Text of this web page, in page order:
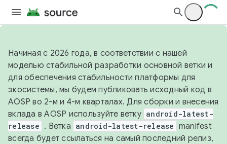
Начиная с 2026 года, в соответствии с нашей
моделью стабильной разработки основной ветки и
для обеспечения стабильности платформы для
экосистемы, мы будем публиковать исходный код в
AOSP во 2-м и 4-м кварталах. Для сборки и внесения
вклада в AOSP используйте ветку android-latest-
release . Ветка android-latest-release manifest
всегда будет ссылаться на самый последний релиз,